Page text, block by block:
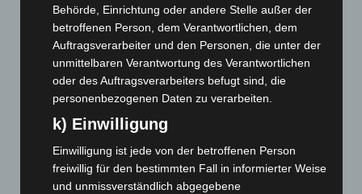
Juli 2024(89)
Juni 2024(107)
Mai 2024(149)
April 2024(102)
März 2024(103)
Februar 2024(103)
Januar 2024(111)
Dezember 2023
(130)
Behörde, Einrichtung oder andere Stelle außer der
betroffenen Person, dem Verantwortlichen, dem
Auftragsverarbeiter und den Personen, die unter der
unmittelbaren Verantwortung des Verantwortlichen
oder des Auftragsverarbeiters befugt sind, die
personenbezogenen Daten zu verarbeiten.
k) Einwilligung
Einwilligung ist jede von der betroffenen Person
freiwillig für den bestimmten Fall in informierter Weise
und unmissverständlich abgegebene